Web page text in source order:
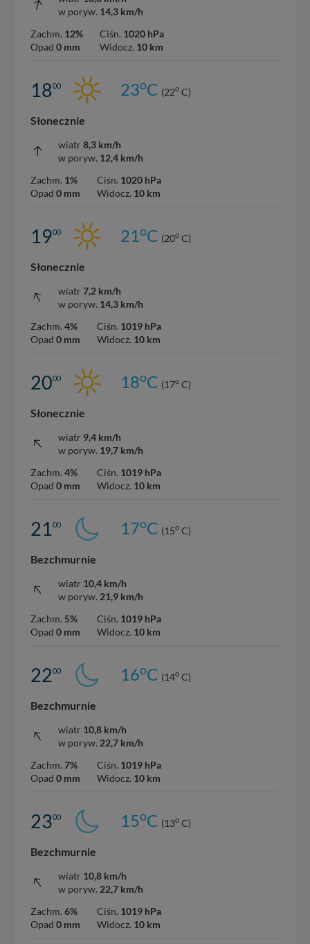
w poryw. 14,3 km/h
Zachm. 12%
Opad 0 mm
Ciśn. 1020 hPa
Widocz. 10 km
1800 23oC (22o C)
Słonecznie
wiatr 8,3 km/h
w poryw. 12,4 km/h
Zachm. 1%
Opad 0 mm
Ciśn. 1020 hPa
Widocz. 10 km
1900 21oC (20o C)
Słonecznie
wiatr 7,2 km/h
w poryw. 14,3 km/h
Zachm. 4%
Opad 0 mm
Ciśn. 1019 hPa
Widocz. 10 km
2000 18oC (17o C)
Słonecznie
wiatr 9,4 km/h
w poryw. 19,7 km/h
Zachm. 4%
Opad 0 mm
Ciśn. 1019 hPa
Widocz. 10 km
2100 17oC (15o C)
Bezchmurnie
wiatr 10,4 km/h
w poryw. 21,9 km/h
Zachm. 5%
Opad 0 mm
Ciśn. 1019 hPa
Widocz. 10 km
2200 16oC (14o C)
Bezchmurnie
wiatr 10,8 km/h
w poryw. 22,7 km/h
Zachm. 7%
Opad 0 mm
Ciśn. 1019 hPa
Widocz. 10 km
2300 15oC (13o C)
Bezchmurnie
wiatr 10,8 km/h
w poryw. 22,7 km/h
Zachm. 6%
Opad 0 mm
Ciśn. 1019 hPa
Widocz. 10 km